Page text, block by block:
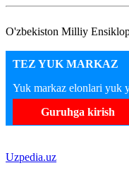
O'zbekiston Milliy
TEZ YUK MARKAZ
Yuk markaz elonlari yuk
Guruhga kirish
Uzpedia.uz